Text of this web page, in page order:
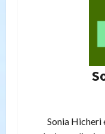
Sonia Hicheri